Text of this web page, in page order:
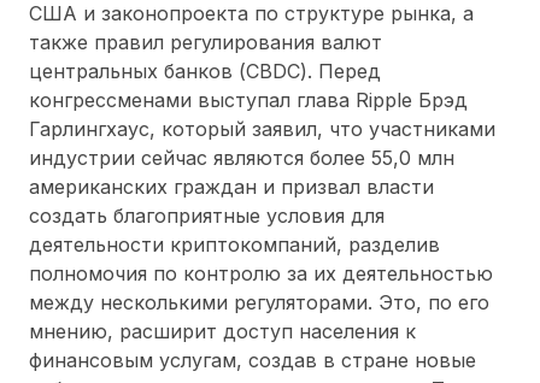
США и законопроекта по структуре рынка, а
также правил регулирования валют
центральных банков (CBDC). Перед
конгрессменами выступал глава Ripple Брэд
Гарлингхаус, который заявил, что участниками
индустрии сейчас являются более 55,0 млн
американских граждан и призвал власти
создать благоприятные условия для
деятельности криптокомпаний, разделив
полномочия по контролю за их деятельностью
между несколькими регуляторами. Это, по его
мнению, расширит доступ населения к
финансовым услугам, создав в стране новые